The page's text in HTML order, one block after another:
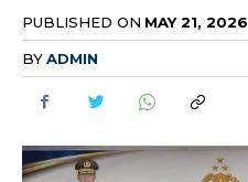
PUBLISHED ON MAY 21, 2026
BYADMIN